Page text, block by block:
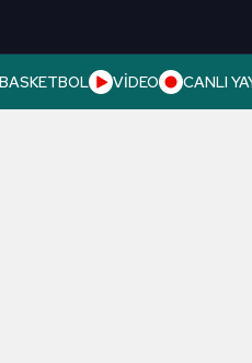
BASKETBOL VİDEO CANLI